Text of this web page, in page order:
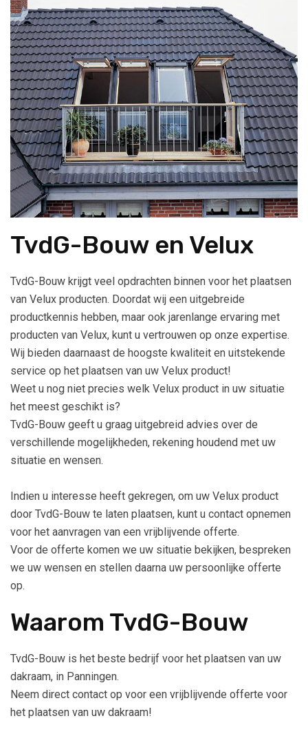
TvdG-Bouw en Velux
TvdG-Bouw krijgt veel opdrachten binnen voor het plaatsen
van Velux producten. Doordat wij een uitgebreide
productkennis hebben, maar ook jarenlange ervaring met
producten van Velux, kunt u vertrouwen op onze expertise.
Wij bieden daarnaast de hoogste kwaliteit en uitstekende
service op het plaatsen van uw Velux product!
Weet u nog niet precies welk Velux product in uw situatie
het meest geschikt is?
TvdG-Bouw geeft u graag uitgebreid advies over de
verschillende mogelijkheden, rekening houdend met uw
situatie en wensen.
Indien u interesse heeft gekregen, om uw Velux product
door TvdG-Bouw te laten plaatsen, kunt u contact opnemen
voor het aanvragen van een vrijblijvende offerte.
Voor de offerte komen we uw situatie bekijken, bespreken
we uw wensen en stellen daarna uw persoonlijke offerte
op.
Waarom TvdG-Bouw
TvdG-Bouw is het beste bedrijf voor het plaatsen van uw
dakraam, in Panningen.
Neem direct contact op voor een vrijblijvende offerte voor
het plaatsen van uw dakraam!